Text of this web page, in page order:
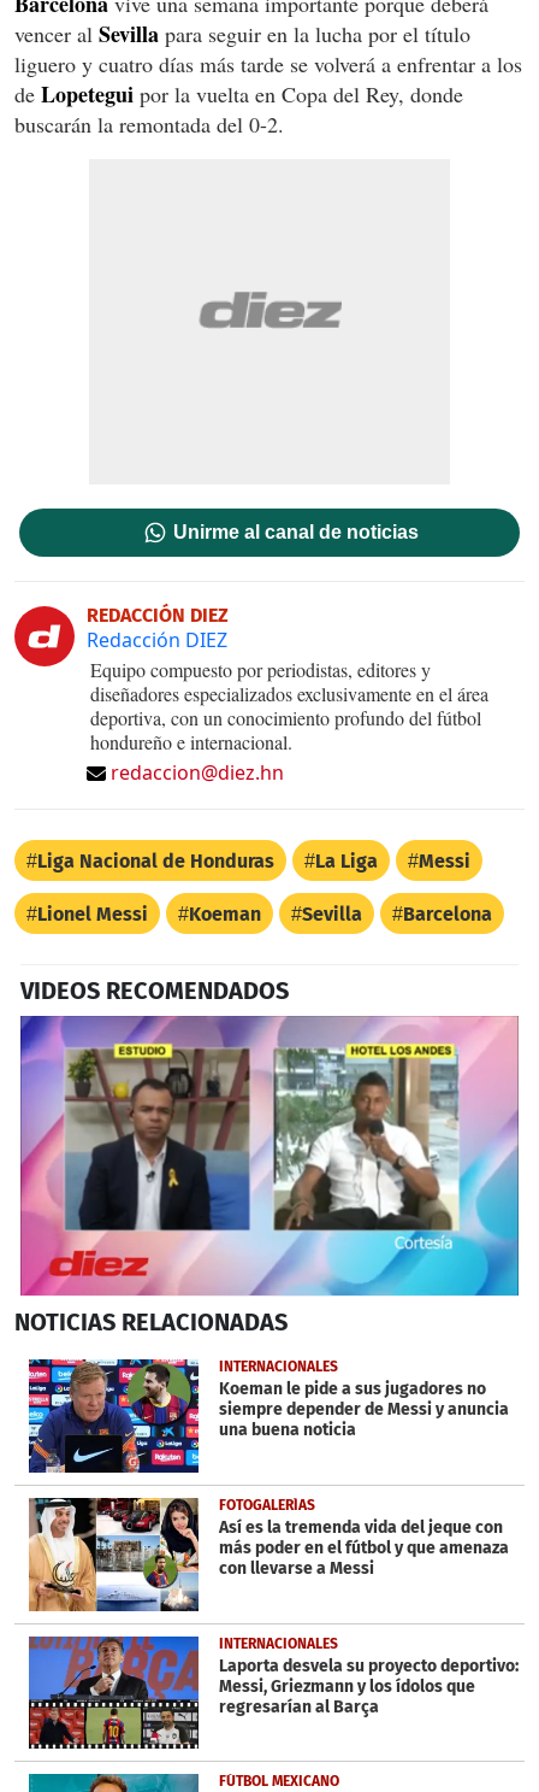
vencer al Sevilla para seguir en la lucha por el título
liguero y cuatro días más tarde se volverá a enfrentar a los
de Lopetegui por la vuelta en Copa del Rey, donde
buscarán la remontada del 0-2.
Unirme al canal de noticias
REDACCIÓN DIEZ
Redacción DIEZ
Equipo compuesto por periodistas, editores y
diseñadores especializados exclusivamente en el área
deportiva, con un conocimiento profundo del fútbol
hondureño e internacional.
redaccion@diez.hn
Liga Nacional de Honduras La Liga Messi
Lionel Messi Koeman Sevilla Barcelona
VIDEOS RECOMENDADOS
seconds
1
minute,
59
seconds
NOTICIAS RELACIONADAS
INTERNACIONALES
Koeman le pide a sus jugadores no
siempre depender de Messi y anuncia
una buena noticia
FOTOGALERÍAS
Así es la tremenda vida del jeque con
más poder en el fútbol y que amenaza
con llevarse a Messi
INTERNACIONALES
Laporta desvela su proyecto deportivo:
Messi, Griezmann y los ídolos que
regresarían al Barça
FÚTBOL MEXICANO